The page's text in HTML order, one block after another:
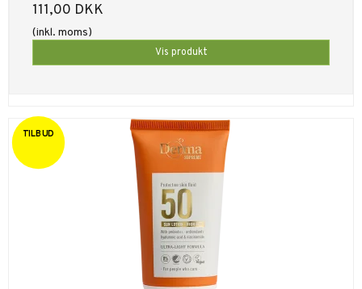
111,00 DKK
(inkl. moms)
Vis produkt
TILBUD